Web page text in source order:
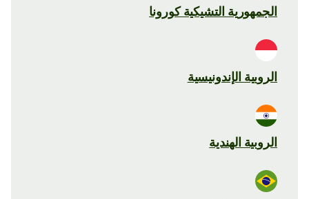
الجمهورية التشيكية كورونا
الروبية الإندونيسية
الروبية الهندية